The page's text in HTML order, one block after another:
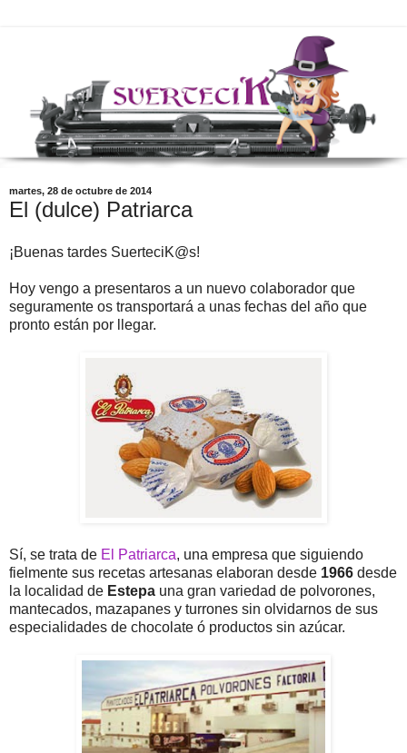
martes, 28 de octubre de 2014
El (dulce) Patriarca
¡Buenas tardes SuerteciK@s!
Hoy vengo a presentaros a un nuevo colaborador que
seguramente os transportará a unas fechas del año que
pronto están por llegar.
Sí, se trata de El Patriarca, una empresa que siguiendo
fielmente sus recetas artesanas elaboran desde 1966 desde
la localidad de Estepa una gran variedad de polvorones,
mantecados, mazapanes y turrones sin olvidarnos de sus
especialidades de chocolate ó productos sin azúcar.